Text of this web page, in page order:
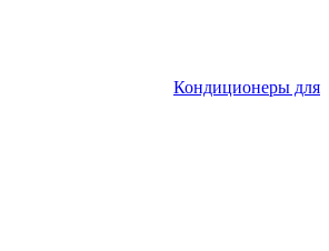
Кондиционеры для